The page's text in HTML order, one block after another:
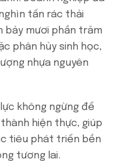
tấn rác thải
bảy mươi phần trăm
phân hủy sinh học,
nhựa nguyên
không ngừng để
hiện thực, giúp
tiêu phát triển bền
tương lai.